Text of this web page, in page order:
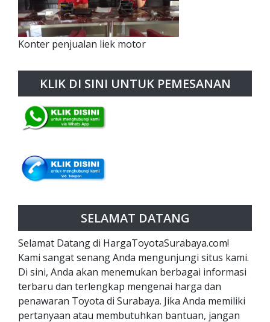
Konter penjualan liek motor
KLIK DI SINI UNTUK PEMESANAN
SELAMAT DATANG
Selamat Datang di HargaToyotaSurabaya.com!
Kami sangat senang Anda mengunjungi situs kami.
Di sini, Anda akan menemukan berbagai informasi
terbaru dan terlengkap mengenai harga dan
penawaran Toyota di Surabaya. Jika Anda memiliki
pertanyaan atau membutuhkan bantuan, jangan